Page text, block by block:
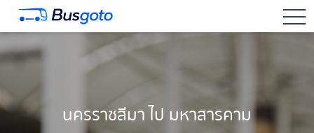
นครราชสีมา ไป มหาสารคาม